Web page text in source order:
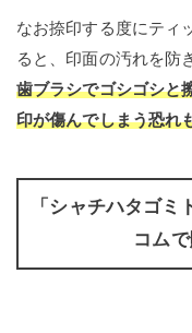
なお捺印する度にティ
ると、印面の汚れを防
歯ブラシでゴシゴシと
印が傷んでしまう恐れ
「シャチハタゴミ
コム